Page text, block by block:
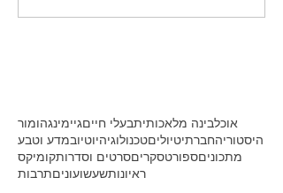
אוכלבינה מלאכותיתבעלי חייםגיימינגהומור
היסטוריהחברתיטיוליםטכנולוגיהיוטיובמדע וטבע
מתכוניםספורטסקריםסרטים וסדרותקומיקס
ראיונותשעשועוניםתרבות